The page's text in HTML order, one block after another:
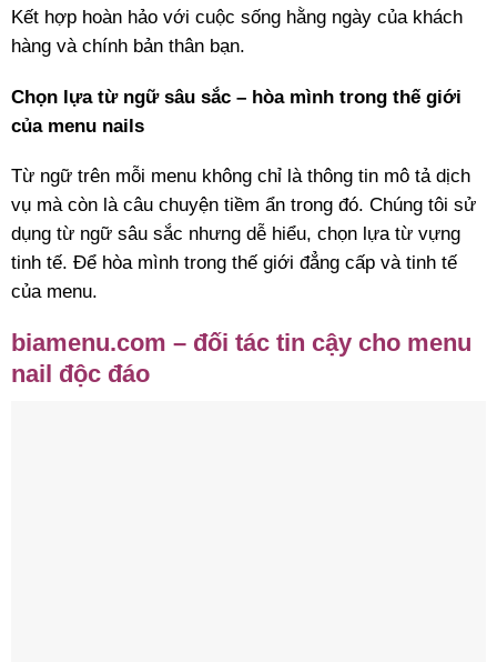
Kết hợp hoàn hảo với cuộc sống hằng ngày của khách
hàng và chính bản thân bạn.
Chọn lựa từ ngữ sâu sắc – hòa mình trong thế giới
của menu nails
Từ ngữ trên mỗi menu không chỉ là thông tin mô tả dịch
vụ mà còn là câu chuyện tiềm ẩn trong đó. Chúng tôi sử
dụng từ ngữ sâu sắc nhưng dễ hiểu, chọn lựa từ vựng
tinh tế. Để hòa mình trong thế giới đẳng cấp và tinh tế
của menu.
biamenu.com – đối tác tin cậy cho menu
nail độc đáo